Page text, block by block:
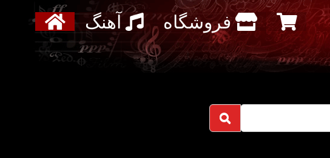
آهنگ فروشگاه